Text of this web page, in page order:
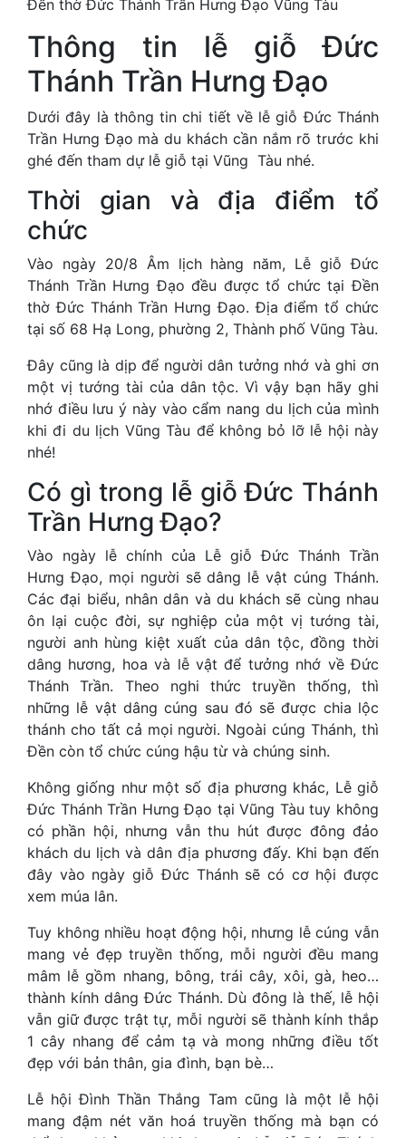
Đền thờ Đức Thánh Trần Hưng Đạo Vũng Tàu
Thông tin lễ giỗ Đức
Thánh Trần Hưng Đạo
Dưới đây là thông tin chi tiết về lễ giỗ Đức Thánh
Trần Hưng Đạo mà du khách cần nắm rõ trước khi
ghé đến tham dự lễ giỗ tại Vũng Tàu nhé.
Thời gian và địa điểm tổ
chức
Vào ngày 20/8 Âm lịch hàng năm, Lễ giỗ Đức
Thánh Trần Hưng Đạo đều được tổ chức tại Đền
thờ Đức Thánh Trần Hưng Đạo. Địa điểm tổ chức
tại số 68 Hạ Long, phường 2, Thành phố Vũng Tàu.
Đây cũng là dịp để người dân tưởng nhớ và ghi ơn
một vị tướng tài của dân tộc. Vì vậy bạn hãy ghi
nhớ điều lưu ý này vào cẩm nang du lịch của mình
khi đi du lịch Vũng Tàu để không bỏ lỡ lễ hội này
nhé!
Có gì trong lễ giỗ Đức Thánh
Trần Hưng Đạo?
Vào ngày lễ chính của Lễ giỗ Đức Thánh Trần
Hưng Đạo, mọi người sẽ dâng lễ vật cúng Thánh.
Các đại biểu, nhân dân và du khách sẽ cùng nhau
ôn lại cuộc đời, sự nghiệp của một vị tướng tài,
người anh hùng kiệt xuất của dân tộc, đồng thời
dâng hương, hoa và lễ vật để tưởng nhớ về Đức
Thánh Trần. Theo nghi thức truyền thống, thì
những lễ vật dâng cúng sau đó sẽ được chia lộc
thánh cho tất cả mọi người. Ngoài cúng Thánh, thì
Đền còn tổ chức cúng hậu từ và chúng sinh.
Không giống như một số địa phương khác, Lễ giỗ
Đức Thánh Trần Hưng Đạo tại Vũng Tàu tuy không
có phần hội, nhưng vẫn thu hút được đông đảo
khách du lịch và dân địa phương đấy. Khi bạn đến
đây vào ngày giỗ Đức Thánh sẽ có cơ hội được
xem múa lân.
Tuy không nhiều hoạt động hội, nhưng lễ cúng vẫn
mang vẻ đẹp truyền thống, mỗi người đều mang
mâm lễ gồm nhang, bông, trái cây, xôi, gà, heo…
thành kính dâng Đức Thánh. Dù đông là thế, lễ hội
vẫn giữ được trật tự, mỗi người sẽ thành kính thắp
1 cây nhang để cảm tạ và mong những điều tốt
đẹp với bản thân, gia đình, bạn bè…
Lễ hội Đình Thần Thắng Tam cũng là một lễ hội
mang đậm nét văn hoá truyền thống mà bạn có